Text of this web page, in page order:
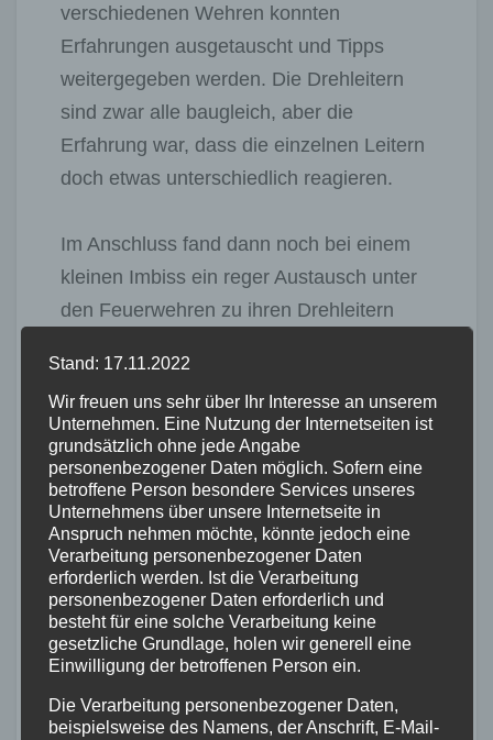
verschiedenen Wehren konnten
Erfahrungen ausgetauscht und Tipps
weitergegeben werden. Die Drehleitern
sind zwar alle baugleich, aber die
Erfahrung war, dass die einzelnen Leitern
doch etwas unterschiedlich reagieren.
Im Anschluss fand dann noch bei einem
kleinen Imbiss ein reger Austausch unter
den Feuerwehren zu ihren Drehleitern
es sich nicht um ein einmaliges Treffen
handeln sollte, sondern es wurde bereits
abgesprochen, sich im nächsten Jahr bei
der Feuerwehr Hachenburg erneut zum
Erfahrungsaustausch und Training zu
treffen. (PM)
Stand: 17.11.2022
Wir freuen uns sehr über Ihr Interesse an unserem
Unternehmen. Eine Nutzung der Internetseiten ist
grundsätzlich ohne jede Angabe
personenbezogener Daten möglich. Sofern eine
betroffene Person besondere Services unseres
Unternehmens über unsere Internetseite in
Anspruch nehmen möchte, könnte jedoch eine
Verarbeitung personenbezogener Daten
erforderlich werden. Ist die Verarbeitung
personenbezogener Daten erforderlich und
besteht für eine solche Verarbeitung keine
gesetzliche Grundlage, holen wir generell eine
Einwilligung der betroffenen Person ein.
Die Verarbeitung personenbezogener Daten,
beispielsweise des Namens, der Anschrift, E-Mail-